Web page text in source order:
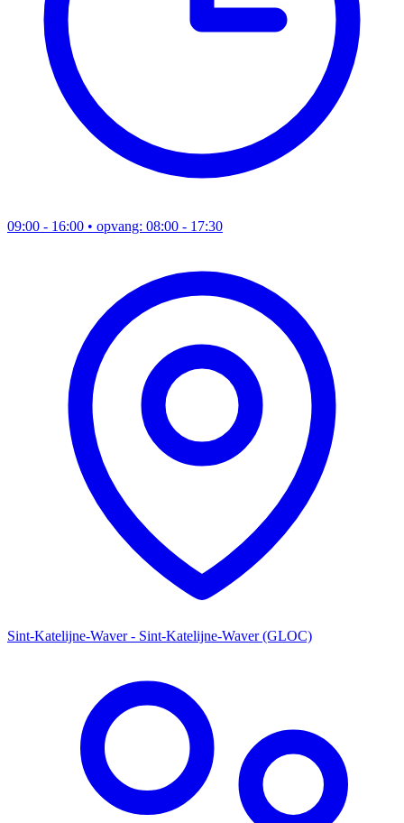
09:00 - 16:00 • opvang: 08:00 - 17:30
Sint-Katelijne-Waver - Sint-Katelijne-Waver (GLOC)